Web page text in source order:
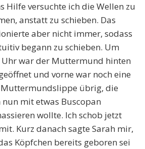
Hilfe versuchte ich die Wellen zu
anstatt zu schieben. Das
aber nicht immer, sodass
begann zu schieben. Um
Uhr war der Muttermund hinten
und vorne war noch eine
übrig, die
nun mit etwas Buscopan
wollte. Ich schob jetzt
Kurz danach sagte Sarah mir,
Köpfchen bereits geboren sei